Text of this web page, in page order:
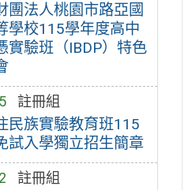
團法人桃園市路亞國
學校115學年度高中
實驗班（IBDP）特色
註冊組
民族實驗教育班115
試入學獨立招生簡章
註冊組